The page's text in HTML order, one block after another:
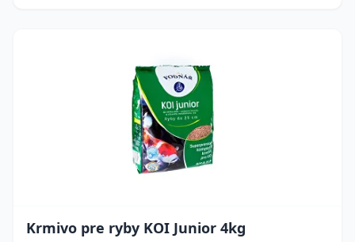
Krmivo pre ryby KOI Junior 4kg